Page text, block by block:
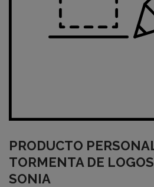
PRODUCTO
TORMENTA DE
SONIA